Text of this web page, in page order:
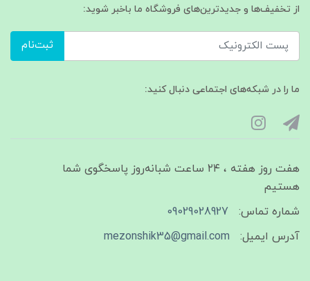
از تخفیف‌ها و جدیدترین‌های فروشگاه ما باخبر شوید:
ثبت‌نام
ما را در شبکه‌های اجتماعی دنبال کنید:
هفت روز هفته ، ۲۴ ساعت شبانه‌روز پاسخگوی شما
هستیم
شماره تماس:
09029028927
آدرس ایمیل:
mezonshik35@gmail.com